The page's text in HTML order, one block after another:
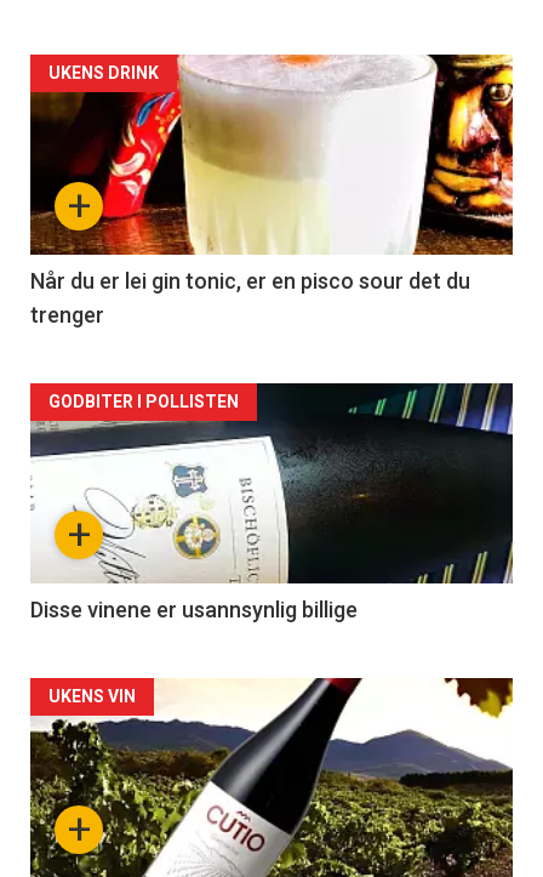
Forsiden
akkurat
nå
-
2
+
UKENS DRINK
Når du er lei gin tonic, er en pisco sour det du
trenger
Forsiden
akkurat
nå
3
+
GODBITER I POLLISTEN
Disse vinene er usannsynlig billige
Forsiden
akkurat
nå
-
+
UKENS VIN